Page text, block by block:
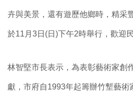
卉與美景，還有遊歷他鄉時，精采
於11月3日(日)下午2時舉行，歡迎
林智堅市長表示，為表彰藝術家創
獻，市府自1993年起籌辦竹塹藝術